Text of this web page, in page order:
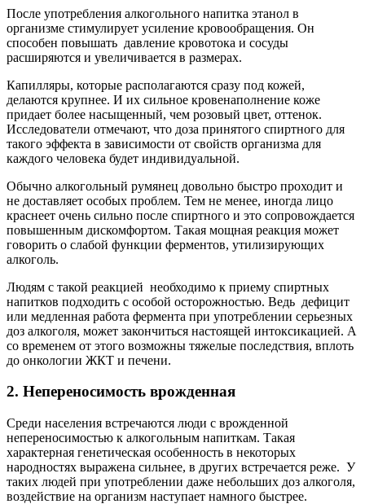
После употребления алкогольного напитка этанол в
организме стимулирует усиление кровообращения. Он
способен повышать давление кровотока и сосуды
расширяются и увеличивается в размерах.
Капилляры, которые располагаются сразу под кожей,
делаются крупнее. И их сильное кровенаполнение коже
придает более насыщенный, чем розовый цвет, оттенок.
Исследователи отмечают, что доза принятого спиртного для
такого эффекта в зависимости от свойств организма для
каждого человека будет индивидуальной.
Обычно алкогольный румянец довольно быстро проходит и
не доставляет особых проблем. Тем не менее, иногда лицо
краснеет очень сильно после спиртного и это сопровождается
повышенным дискомфортом. Такая мощная реакция может
говорить о слабой функции ферментов, утилизирующих
алкоголь.
Людям с такой реакцией необходимо к приему спиртных
напитков подходить с особой осторожностью. Ведь дефицит
или медленная работа фермента при употреблении серьезных
доз алкоголя, может закончиться настоящей интоксикацией. А
со временем от этого возможны тяжелые последствия, вплоть
до онкологии ЖКТ и печени.
2. Непереносимость врожденная
Среди населения встречаются люди с врожденной
непереносимостью к алкогольным напиткам. Такая
характерная генетическая особенность в некоторых
народностях выражена сильнее, в других встречается реже. У
таких людей при употреблении даже небольших доз алкоголя,
воздействие на организм наступает намного быстрее.